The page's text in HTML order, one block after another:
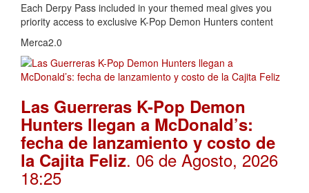
Each Derpy Pass included in your themed meal gives you
priority access to exclusive K-Pop Demon Hunters content
Merca2.0
Las Guerreras K-Pop Demon
Hunters llegan a McDonald’s:
fecha de lanzamiento y costo de
la Cajita Feliz. 06 de Agosto, 2026
18:25